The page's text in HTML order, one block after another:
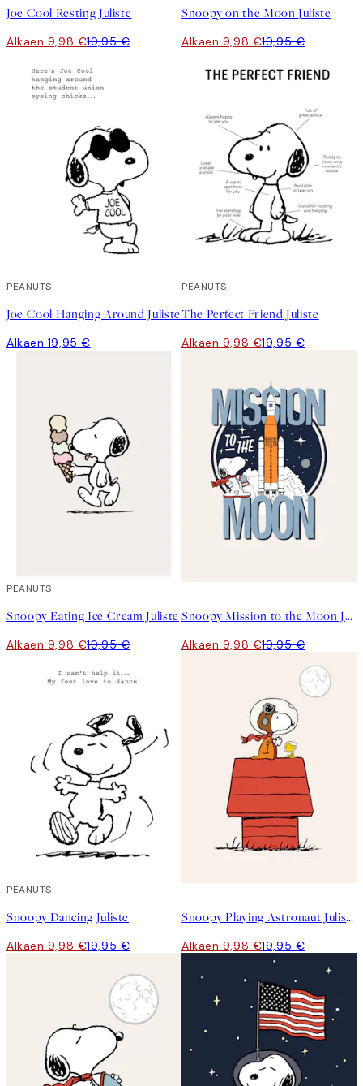
Joe Cool Resting Juliste
Alkaen 9,98 €19,95 €
Snoopy on the Moon Juliste
Alkaen 9,98 €19,95 €
PEANUTS
Joe Cool Hanging Around Juliste
Alkaen 19,95 €
50%*
PEANUTS
The Perfect Friend Juliste
Alkaen 9,98 €19,95 €
50%*
PEANUTS
Snoopy Eating Ice Cream Juliste
Alkaen 9,98 €19,95 €
Snoopy Mission to the Moon Juliste
Alkaen 9,98 €19,95 €
50%*
PEANUTS
Snoopy Dancing Juliste
Alkaen 9,98 €19,95 €
Snoopy Playing Astronaut Juliste
Alkaen 9,98 €19,95 €